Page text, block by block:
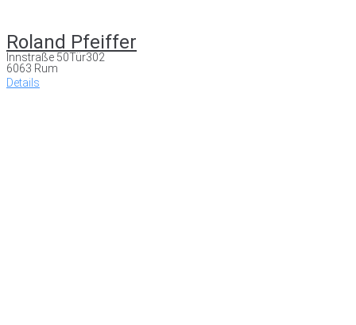
Roland Pfeiffer
Innstraße 50Tür302
6063 Rum
Details